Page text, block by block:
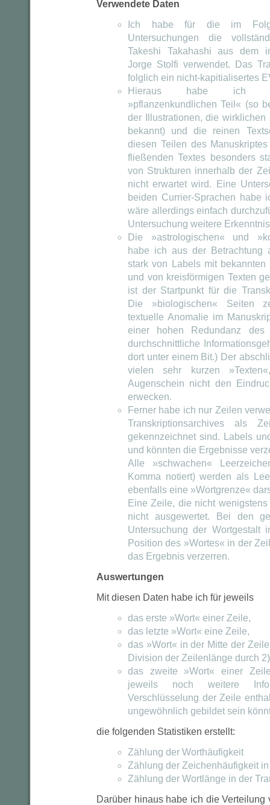
Verwendete Daten
Ich habe für die im
Untersuchungen die
Takeshi Takahashi aus dem
Jorge Stolfi verwendet. Das
folglich ein nicht-kapitialisertes
Hieraus habe ich
»pflanzenkundlichen Teil« (so
der Illustrationen, die
bekannt) und die reinen
diesen Teilen des
fließenden Textes besonders
von Strukturen innerhalb der
nicht erwartet wird. Eine
beiden Currier-Sprachen habe
wäre allerdings einfach
Untersuchung weitere
Die »astrologischen« und
habe ich aus der Betrachtung
stark von Labels mit bekannten
und von kreisförmigen Texten
ist der Startpunkt für die
Die »biologischen« Seiten
textuelle Anomalie im
einer hohen Redundanz des
durchschnittliche
dort unter einem Bit.) Der
vielen sehr kurzen
Augenschein nicht den
erwecken.
Ferner habe ich nur Zeilen
Transkriptionsarchives als
gekennzeichnet sind. Labels
und könnten die Ergebnisse
Alle »schwachen«
Komma notiert) werden als
ebenfalls eine »Wortgrenze«
Eine Zeile, die nicht
nicht ausgewertet. Bei den
Untersuchung der Wortgestalt
Position des »Wortes« in der
das Ergebnis verzerren.
Auswertungen
Mit diesen Daten habe ich für jeweils
das erste »Wort« einer Zeile,
das letzte »Wort« eine Zeile,
das »Wort« in der Mitte der
Division der Zeilenlänge durch
das zweite »Wort« einer
jeweils noch weitere
Verschlüsselung der Zeile
ungewöhnlich gebildet sein
die folgenden Statistiken erstellt:
Zählung der Worthäufigkeit
Zählung der Zeichenhäufigkeit
Zählung der Wortlänge in der
Darüber hinaus habe ich die Verteilung